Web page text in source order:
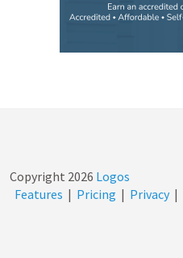
Copyright 2026 Logos
Features | Pricing | Privacy |